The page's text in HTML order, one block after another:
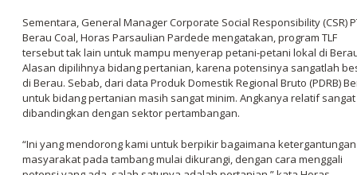
Sementara, General Manager Corporate Social Responsibility (CSR)
Berau Coal, Horas Parsaulian Pardede mengatakan, program TLF
tersebut tak lain untuk mampu menyerap petani-petani lokal di
Alasan dipilihnya bidang pertanian, karena potensinya sangatlah
di Berau. Sebab, dari data Produk Domestik Regional Bruto (PDRB)
untuk bidang pertanian masih sangat minim. Angkanya relatif
dibandingkan dengan sektor pertambangan.
“Ini yang mendorong kami untuk berpikir bagaimana ketergantungan
masyarakat pada tambang mulai dikurangi, dengan cara menggali